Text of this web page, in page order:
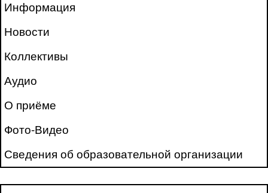
Информация
Новости
Коллективы
Аудио
О приёме
Фото-Видео
Сведения об образовательной организации